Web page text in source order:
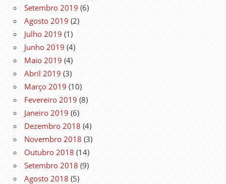
Setembro 2019 (6)
Agosto 2019 (2)
Julho 2019 (1)
Junho 2019 (4)
Maio 2019 (4)
Abril 2019 (3)
Março 2019 (10)
Fevereiro 2019 (8)
Janeiro 2019 (6)
Dezembro 2018 (4)
Novembro 2018 (3)
Outubro 2018 (14)
Setembro 2018 (9)
Agosto 2018 (5)